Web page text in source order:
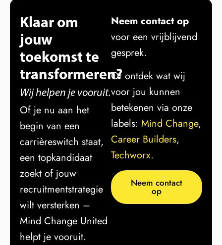
Klaar om
jouw
toekomst te
transformeren?
Wij helpen je vooruit.
Of je nu aan het
begin van een
carrièreswitch staat,
een topkandidaat
zoekt of jouw
recruitmentstrategie
wilt versterken –
Mind Change United
helpt je vooruit.
Neem contact op
voor een vrijblijvend
gesprek.
Of ontdek wat wij
voor jou kunnen
betekenen via onze
labels: Mind Change,
Career Builders,
Techworx.
Neem contact
op